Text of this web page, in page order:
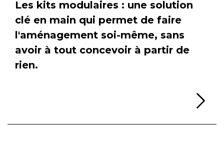
Les kits modulaires : une solution
clé en main qui permet de faire
l'aménagement soi-même, sans
avoir à tout concevoir à partir de
rien.